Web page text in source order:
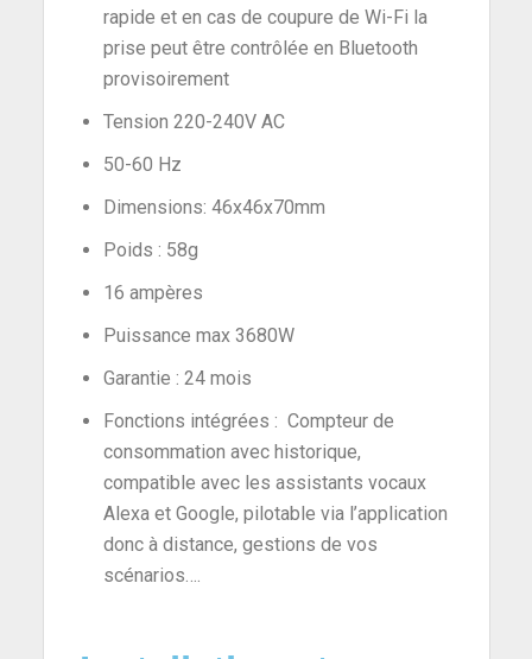
rapide et en cas de coupure de Wi-Fi la
prise peut être contrôlée en Bluetooth
provisoirement
Tension 220-240V AC
50-60 Hz
Dimensions: 46x46x70mm
Poids : 58g
16 ampères
Puissance max 3680W
Garantie : 24 mois
Fonctions intégrées : Compteur de
consommation avec historique,
compatible avec les assistants vocaux
Alexa et Google, pilotable via l’application
donc à distance, gestions de vos
scénarios….